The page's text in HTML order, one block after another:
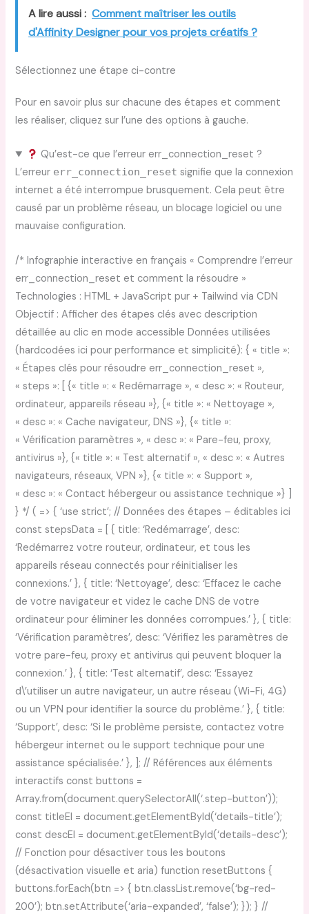
A lire aussi : Comment maîtriser les outils
d'Affinity Designer pour vos projets créatifs ?
Sélectionnez une étape ci-contre
Pour en savoir plus sur chacune des étapes et comment
les réaliser, cliquez sur l’une des options à gauche.
Qu’est-ce que l’erreur err_connection_reset ?
L’erreur err_connection_reset signifie que la connexion
internet a été interrompue brusquement. Cela peut être
causé par un problème réseau, un blocage logiciel ou une
mauvaise configuration.
/* Infographie interactive en français « Comprendre l’erreur
err_connection_reset et comment la résoudre »
Technologies : HTML + JavaScript pur + Tailwind via CDN
Objectif : Afficher des étapes clés avec description
détaillée au clic en mode accessible Données utilisées
(hardcodées ici pour performance et simplicité): { « title »:
« Étapes clés pour résoudre err_connection_reset »,
« steps »: [ {« title »: « Redémarrage », « desc »: « Routeur,
ordinateur, appareils réseau »}, {« title »: « Nettoyage »,
« desc »: « Cache navigateur, DNS »}, {« title »:
« Vérification paramètres », « desc »: « Pare-feu, proxy,
antivirus »}, {« title »: « Test alternatif », « desc »: « Autres
navigateurs, réseaux, VPN »}, {« title »: « Support »,
« desc »: « Contact hébergeur ou assistance technique »} ]
} */ ( => { ‘use strict’; // Données des étapes – éditables ici
const stepsData = [ { title: ‘Redémarrage’, desc:
‘Redémarrez votre routeur, ordinateur, et tous les
appareils réseau connectés pour réinitialiser les
connexions.’ }, { title: ‘Nettoyage’, desc: ‘Effacez le cache
de votre navigateur et videz le cache DNS de votre
ordinateur pour éliminer les données corrompues.’ }, { title:
‘Vérification paramètres’, desc: ‘Vérifiez les paramètres de
votre pare-feu, proxy et antivirus qui peuvent bloquer la
connexion.’ }, { title: ‘Test alternatif’, desc: ‘Essayez
d\’utiliser un autre navigateur, un autre réseau (Wi-Fi, 4G)
ou un VPN pour identifier la source du problème.’ }, { title:
‘Support’, desc: ‘Si le problème persiste, contactez votre
hébergeur internet ou le support technique pour une
assistance spécialisée.’ }, ]; // Références aux éléments
interactifs const buttons =
Array.from(document.querySelectorAll(‘.step-button’));
const titleEl = document.getElementById(‘details-title’);
const descEl = document.getElementById(‘details-desc’);
// Fonction pour désactiver tous les boutons
(désactivation visuelle et aria) function resetButtons {
buttons.forEach(btn => { btn.classList.remove(‘bg-red-
200’); btn.setAttribute(‘aria-expanded’, ‘false’); }); } //